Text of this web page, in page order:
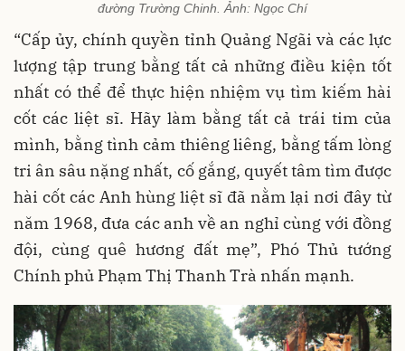
đường Trường Chinh. Ảnh: Ngọc Chí
“Cấp ủy, chính quyền tỉnh Quảng Ngãi và các lực
lượng tập trung bằng tất cả những điều kiện tốt
nhất có thể để thực hiện nhiệm vụ tìm kiếm hài
cốt các liệt sĩ. Hãy làm bằng tất cả trái tim của
mình, bằng tình cảm thiêng liêng, bằng tấm lòng
tri ân sâu nặng nhất, cố gắng, quyết tâm tìm được
hài cốt các Anh hùng liệt sĩ đã nằm lại nơi đây từ
năm 1968, đưa các anh về an nghỉ cùng với đồng
đội, cùng quê hương đất mẹ”, Phó Thủ tướng
Chính phủ Phạm Thị Thanh Trà nhấn mạnh.